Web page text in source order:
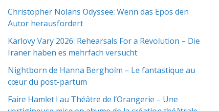
Christopher Nolans Odyssee: Wenn das Epos den
Autor herausfordert
Karlovy Vary 2026: Rehearsals For a Revolution – Die
Iraner haben es mehrfach versucht
Nightborn de Hanna Bergholm – Le fantastique au
cœur du post-partum
Faire Hamlet ! au Théâtre de l’Orangerie – Une